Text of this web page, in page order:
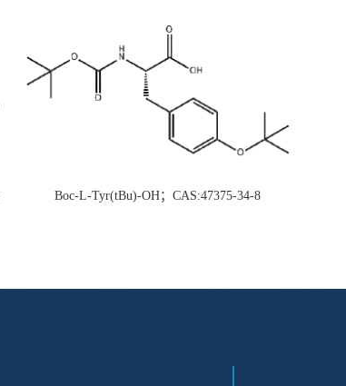
Boc-L-Tyr(tBu)-OH；CAS:47375-34-8